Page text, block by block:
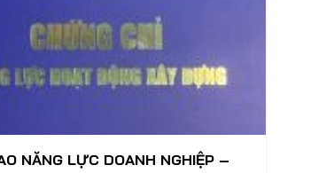
NĂNG LỰC DOANH NGHIỆP –